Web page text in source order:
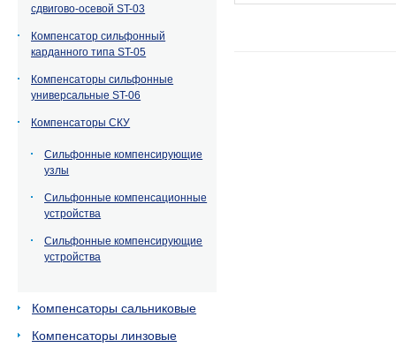
сдвигово-осевой ST-03
Компенсатор сильфонный
карданного типа ST-05
Компенсаторы сильфонные
универсальные ST-06
Компенсаторы СКУ
Сильфонные компенсирующие
узлы
Сильфонные компенсационные
устройства
Сильфонные компенсирующие
устройства
Компенсаторы сальниковые
Компенсаторы линзовые